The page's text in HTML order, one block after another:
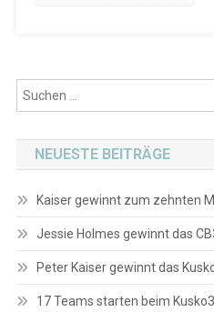
NEUESTE BEITRÄGE
Kaiser gewinnt zum zehnten
Jessie Holmes gewinnt das
Peter Kaiser gewinnt das
17 Teams starten beim